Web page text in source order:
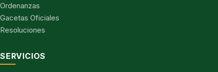
Ordenanzas
Gacetas Oficiales
Resoluciones
SERVICIOS